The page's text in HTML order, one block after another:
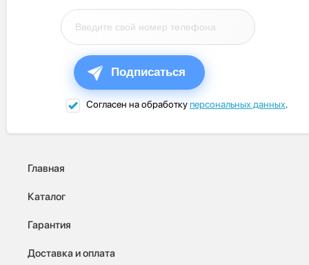
Подписаться
Согласен на обработкуперсональных данных.
Главная
Каталог
Гарантия
Доставка и оплата